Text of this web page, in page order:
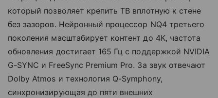
который позволяет крепить ТВ вплотную к стене
без зазоров. Нейронный процессор NQ4 третьего
поколения масштабирует контент до 4K, частота
обновления достигает 165 Гц с поддержкой NVIDIA
G-SYNC и FreeSync Premium Pro. За звук отвечают
Dolby Atmos и технология Q-Symphony,
синхронизирующая до пяти внешних